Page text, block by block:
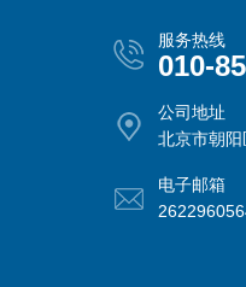
服务热线
010-
公司地址
北京市朝
电子邮箱